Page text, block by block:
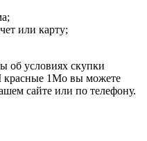
или карту;
об условиях скупки
красные 1Мо вы можете
сайте или по телефону.